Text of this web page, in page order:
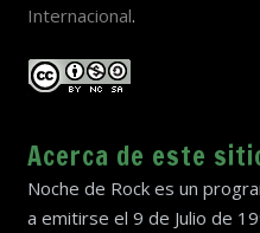
Internacional.
Acerca de este
Noche de Rock es un
a emitirse el 9 de Julio de